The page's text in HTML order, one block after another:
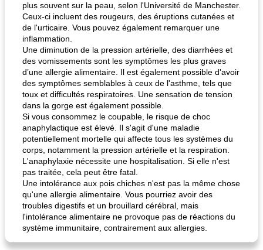
fiesta tostadas le méga's jopp joes
plus souvent sur la peau, selon l'Université de Manchester.
Ceux-ci incluent des rougeurs, des éruptions cutanées et
de l'urticaire. Vous pouvez également remarquer une
inflammation.
Une diminution de la pression artérielle, des diarrhées et
des vomissements sont les symptômes les plus graves
d’une allergie alimentaire. Il est également possible d'avoir
des symptômes semblables à ceux de l'asthme, tels que
toux et difficultés respiratoires. Une sensation de tension
dans la gorge est également possible.
Si vous consommez le coupable, le risque de choc
anaphylactique est élevé. Il s'agit d'une maladie
potentiellement mortelle qui affecte tous les systèmes du
corps, notamment la pression artérielle et la respiration.
L'anaphylaxie nécessite une hospitalisation. Si elle n'est
pas traitée, cela peut être fatal.
Une intolérance aux pois chiches n'est pas la même chose
qu'une allergie alimentaire. Vous pourriez avoir des
troubles digestifs et un brouillard cérébral, mais
l'intolérance alimentaire ne provoque pas de réactions du
système immunitaire, contrairement aux allergies.